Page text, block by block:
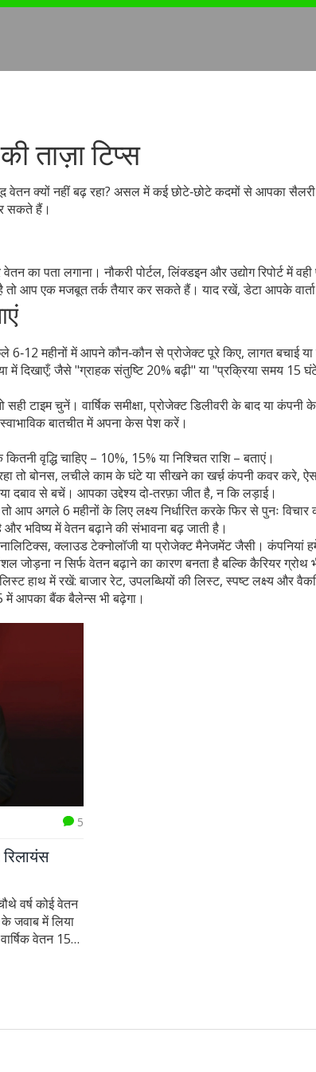
ताज़ा टिप्स
वेतन क्यों नहीं बढ़ रहा? असल में कई छोटे‑छोटे कदमों से आपका
सकते हैं।
का पता लगाना। नौकरी पोर्टल, लिंक्डइन और उद्योग रिपोर्ट में
आप एक मजबूत तर्क तैयार कर सकते हैं। याद रखें, डेटा आपके वार्ता
6‑12 महीनों में आपने कौन‑कौन से प्रोजेक्ट पूरे किए, लागत बचाई या
दिखाएँ; जैसे "ग्राहक संतुष्टि 20% बढ़ी" या "प्रक्रिया समय 15
टाइम चुनें। वार्षिक समीक्षा, प्रोजेक्ट डिलीवरी के बाद या कंपनी
बातचीत में अपना केस पेश करें।
वृद्धि चाहिए – 10%, 15% या निश्चित राशि – बताएं।
तो बोनस, लचीले काम के घंटे या सीखने का खर्च़ कंपनी कवर करे,
दबाव से बचें। आपका उद्देश्य दो‑तरफ़ा जीत है, न कि लड़ाई।
तो आप अगले 6 महीनों के लिए लक्ष्य निर्धारित करके फिर से पुनः
में वेतन बढ़ाने की संभावना बढ़ जाती है।
क्लाउड टेक्नोलॉजी या प्रोजेक्ट मैनेजमेंट जैसी। कंपनियां
जोड़ना न सिर्फ वेतन बढ़ाने का कारण बनता है बल्कि कैरियर ग्रोथ
हाथ में रखें: बाजार रेट, उपलब्धियों की लिस्ट, स्पष्ट लक्ष्य और
में आपका बैंक बैलेन्स भी बढ़ेगा।
5
वर्ष कोई वेतन
के जवाब में लिया
वेतन 15
उन्होंने वेतन,
है।